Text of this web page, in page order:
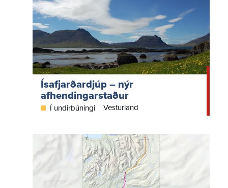
Ísafjarðardjúp – nýr
afhendingarstaður
Í undirbúningi Vesturland